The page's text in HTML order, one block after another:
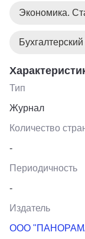
Экономика.
Тип
Журнал
Количество
-
Периодичность
-
Издатель
ООО